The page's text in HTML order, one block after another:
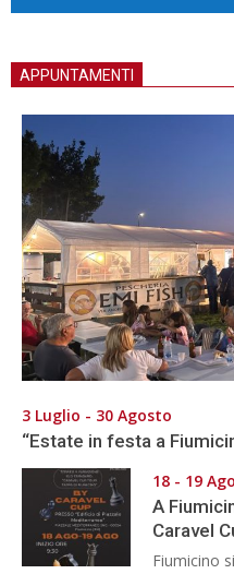
APPUNTAMENTI
3 Luglio - 30 Agosto
“Estate in festa a
18 - 19
A
Caravel
Fiumicino